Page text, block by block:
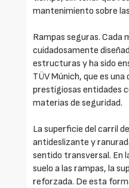
mantenimiento sobre
Rampas seguras. Cada
cuidadosamente
estructuras y ha sido
TÜV Múnich, que es
prestigiosas entidades
materias de seguridad.
La superficie del carril
antideslizante y
sentido transversal. En
suelo a las rampas, la
reforzada. De esta